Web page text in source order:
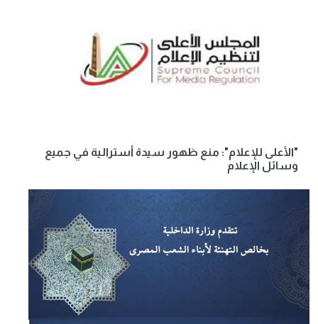
"الأعلى للإعلام": منع ظهور سيدة أسترالية في جميع
وسائل الإعلام